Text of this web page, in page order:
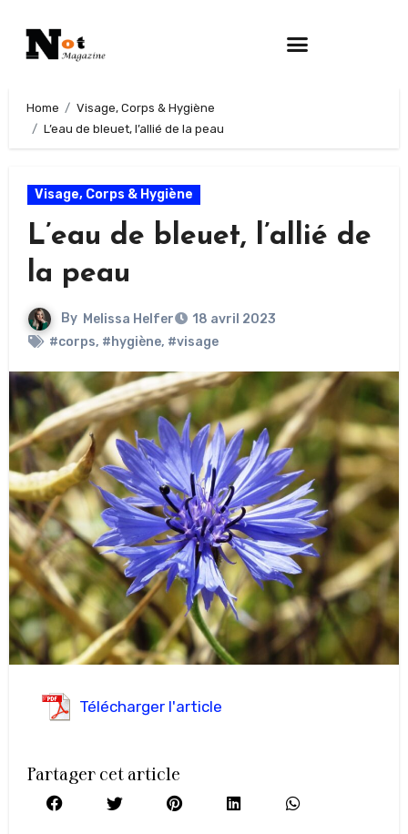
Home
Visage, Corps & Hygiène
L’eau de bleuet, l’allié de la peau
Visage, Corps & Hygiène
L’eau de bleuet, l’allié de
la peau
By Melissa Helfer
18 avril 2023
#corps, #hygiène, #visage
Télécharger l'article
Partager cet article